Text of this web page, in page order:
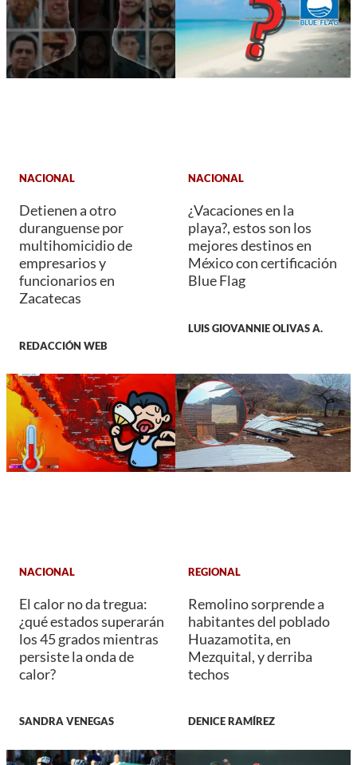
NACIONAL
Detienen a otro
duranguense por
multihomicidio de
empresarios y
funcionarios en
Zacatecas
REDACCIÓN WEB
NACIONAL
¿Vacaciones en la
playa?, estos son los
mejores destinos en
México con certificación
Blue Flag
LUIS GIOVANNIE OLIVAS A.
NACIONAL
El calor no da tregua:
¿qué estados superarán
los 45 grados mientras
persiste la onda de
calor?
SANDRA VENEGAS
REGIONAL
Remolino sorprende a
habitantes del poblado
Huazamotita, en
Mezquital, y derriba
techos
DENICE RAMÍREZ